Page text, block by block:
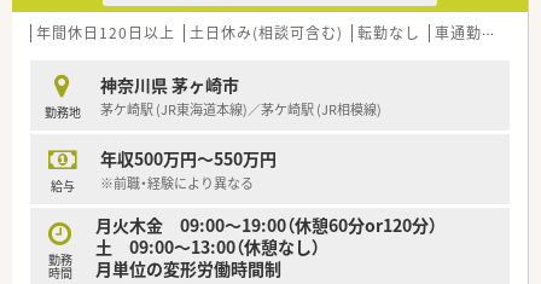
年間休日120日以上 土日休み(相談可含む) 転勤なし 車通勤可
勤務地
神奈川県 茅ヶ崎市
茅ケ崎駅 (JR東海道本線)／茅ケ崎駅 (JR相模線)
給与
年収500万円～550万円
※前職・経験により異なる
勤務
時間
月火木金 09:00～19:00（休憩60分or120分）
土 09:00～13:00（休憩なし）
月単位の変形労働時間制